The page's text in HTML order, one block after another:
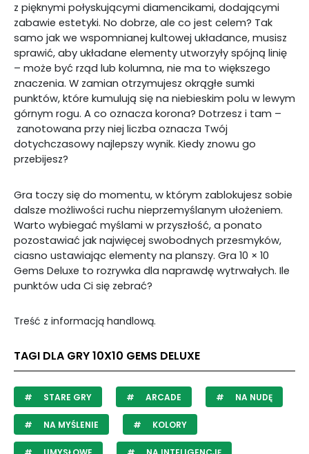
z pięknymi połyskującymi diamencikami, dodającymi
zabawie estetyki. No dobrze, ale co jest celem? Tak
samo jak we wspomnianej kultowej układance, musisz
sprawić, aby układane elementy utworzyły spójną linię
– może być rząd lub kolumna, nie ma to większego
znaczenia. W zamian otrzymujesz okrągłe sumki
punktów, które kumulują się na niebieskim polu w lewym
górnym rogu. A co oznacza korona? Dotrzesz i tam –
zanotowana przy niej liczba oznacza Twój
dotychczasowy najlepszy wynik. Kiedy znowu go
przebijesz?
Gra toczy się do momentu, w którym zablokujesz sobie
dalsze możliwości ruchu nieprzemyślanym ułożeniem.
Warto wybiegać myślami w przyszłość, a ponato
pozostawiać jak najwięcej swobodnych przesmyków,
ciasno ustawiając elementy na planszy. Gra 10 × 10
Gems Deluxe to rozrywka dla naprawdę wytrwałych. Ile
punktów uda Ci się zebrać?
Treść z informacją handlową.
TAGI DLA GRY 10X10 GEMS DELUXE
STARE GRY ARCADE NA NUDĘ
NA MYŚLENIE KOLORY